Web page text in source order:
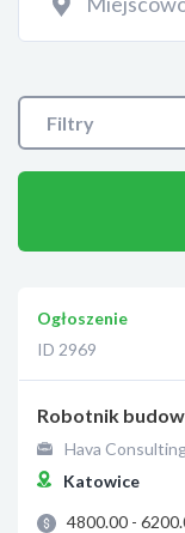
Filtry
Ogłoszenie
ID 2969
Robotnik
Hava
Katowice
4800.00 -